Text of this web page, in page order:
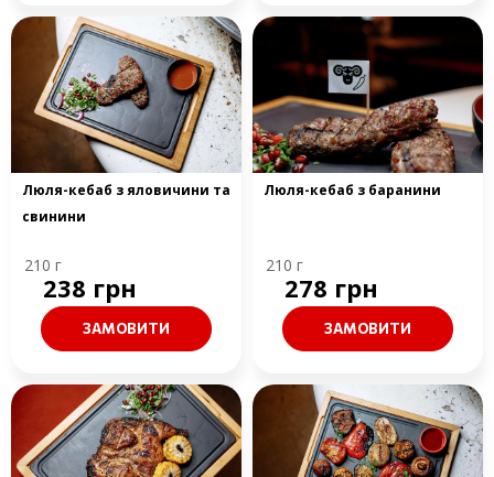
Люля-кебаб з яловичини та
свинини
210 г
238 грн
ЗАМОВИТИ
Люля-кебаб з баранини
210 г
278 грн
ЗАМОВИТИ